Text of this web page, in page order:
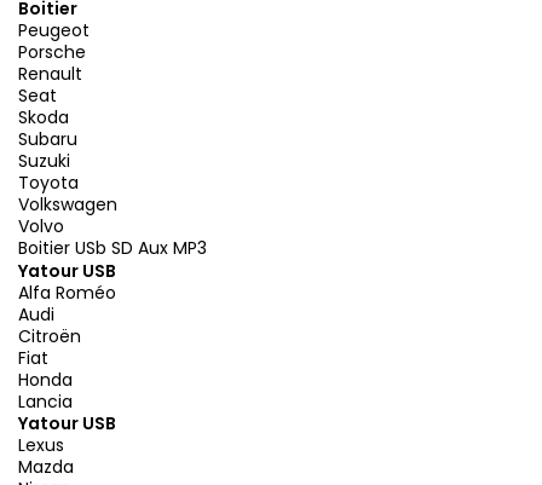
Boitier
Peugeot
Porsche
Renault
Seat
Skoda
Subaru
Suzuki
Toyota
Volkswagen
Volvo
Boitier USb SD Aux MP3
Yatour USB
Alfa Roméo
Audi
Citroën
Fiat
Honda
Lancia
Yatour USB
Lexus
Mazda